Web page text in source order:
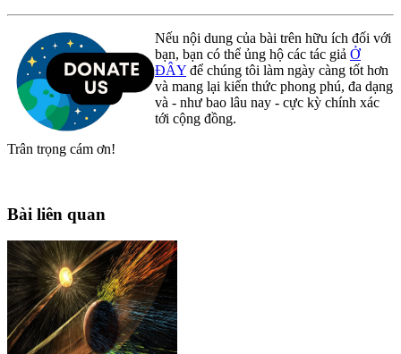
Nếu nội dung của bài trên hữu ích đối với
bạn, bạn có thể ủng hộ các tác giả Ở
ĐÂY để chúng tôi làm ngày càng tốt hơn
và mang lại kiến thức phong phú, đa dạng
và - như bao lâu nay - cực kỳ chính xác
tới cộng đồng.
Trân trọng cám ơn!
Bài liên quan